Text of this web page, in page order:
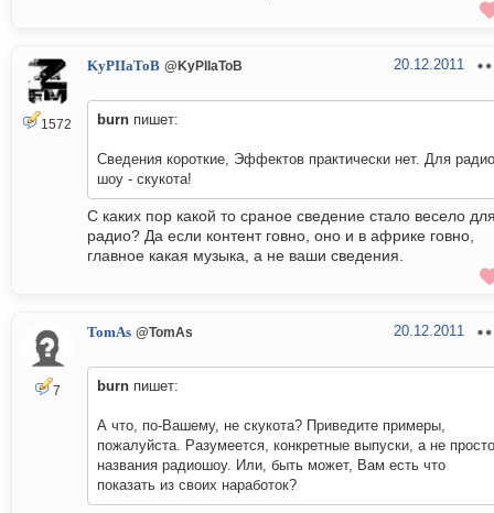
1572
KyPIIaToB @KyPIIaToB 20.12.2011
burn пишет:
Сведения короткие, Эффектов практически нет. Для радио
шоу - скукота!
С каких пор какой то сраное сведение стало весело
радио? Да если контент говно, оно и в африке говно,
главное какая музыка, а не ваши сведения.
7
TomAs @TomAs 20.12.2011
burn пишет:
А что, по-Вашему, не скукота? Приведите примеры,
пожалуйста. Разумеется, конкретные выпуски, а не просто
названия радиошоу. Или, быть может, Вам есть что
показать из своих наработок?